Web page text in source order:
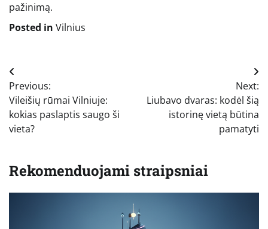
pažinimą.
Posted in Vilnius
Navigacija
tarp
įrašų
Previous:
Vileišių rūmai Vilniuje:
kokias paslaptis saugo ši
vieta?
Next:
Liubavo dvaras: kodėl šią
istorinę vietą būtina
pamatyti
Rekomenduojami straipsniai